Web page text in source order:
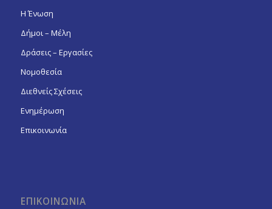
Η Ένωση
Δήμοι – Μέλη
Δράσεις – Εργασίες
Νομοθεσία
Διεθνείς Σχέσεις
Ενημέρωση
Επικοινωνία
ΕΠΙΚΟΙΝΩΝΙΑ